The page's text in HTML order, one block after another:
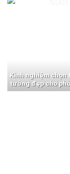
Kinh nghiệm chọn
tường đẹp cho